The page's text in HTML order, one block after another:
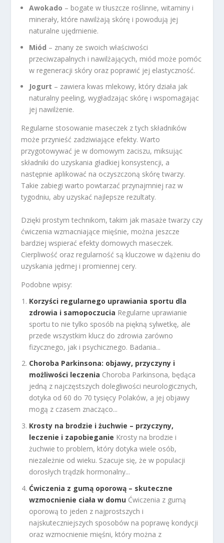
Awokado – bogate w tłuszcze roślinne, witaminy i
minerały, które nawilżają skórę i powodują jej
naturalne ujędrnienie.
Miód – znany ze swoich właściwości
przeciwzapalnych i nawilżających, miód może pomóc
w regeneracji skóry oraz poprawić jej elastyczność.
Jogurt – zawiera kwas mlekowy, który działa jak
naturalny peeling, wygładzając skórę i wspomagając
jej nawilżenie.
Regularne stosowanie maseczek z tych składników
może przynieść zadziwiające efekty. Warto
przygotowywać je w domowym zaciszu, miksując
składniki do uzyskania gładkiej konsystencji, a
następnie aplikować na oczyszczoną skórę twarzy.
Takie zabiegi warto powtarzać przynajmniej raz w
tygodniu, aby uzyskać najlepsze rezultaty.
Dzięki prostym technikom, takim jak masaże twarzy czy
ćwiczenia wzmacniające mięśnie, można jeszcze
bardziej wspierać efekty domowych maseczek.
Cierpliwość oraz regularność są kluczowe w dążeniu do
uzyskania jędrnej i promiennej cery.
Podobne wpisy:
Korzyści regularnego uprawiania sportu dla
zdrowia i samopoczucia Regularne uprawianie
sportu to nie tylko sposób na piękną sylwetkę, ale
przede wszystkim klucz do zdrowia zarówno
fizycznego, jak i psychicznego. Badania...
Choroba Parkinsona: objawy, przyczyny i
możliwości leczenia Choroba Parkinsona, będąca
jedną z najczęstszych dolegliwości neurologicznych,
dotyka od 60 do 70 tysięcy Polaków, a jej objawy
mogą z czasem znacząco...
Krosty na brodzie i żuchwie – przyczyny,
leczenie i zapobieganie Krosty na brodzie i
żuchwie to problem, który dotyka wiele osób,
niezależnie od wieku. Szacuje się, że w populacji
dorosłych trądzik hormonalny...
Ćwiczenia z gumą oporową – skuteczne
wzmocnienie ciała w domu Ćwiczenia z gumą
oporową to jeden z najprostszych i
najskuteczniejszych sposobów na poprawę kondycji
oraz wzmocnienie mięśni, który można z